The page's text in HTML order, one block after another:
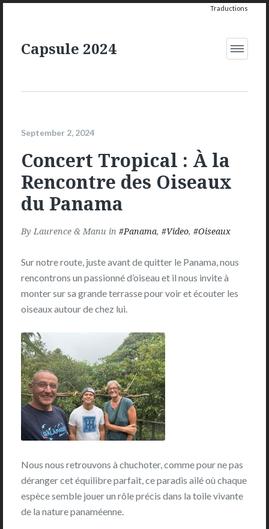
Traductions
Capsule 2024
Open
September 2, 2024
Concert Tropical : À la
Rencontre des Oiseaux
du Panama
ByLaurence & Manu in Panama, Video, Oiseaux
Sur notre route, juste avant de quitter le Panama, nous
rencontrons un passionné d’oiseau et il nous invite à
monter sur sa grande terrasse pour voir et écouter les
oiseaux autour de chez lui.
Nous nous retrouvons à chuchoter, comme pour ne pas
déranger cet équilibre parfait, ce paradis ailé où chaque
espèce semble jouer un rôle précis dans la toile vivante
de la nature panaméenne.